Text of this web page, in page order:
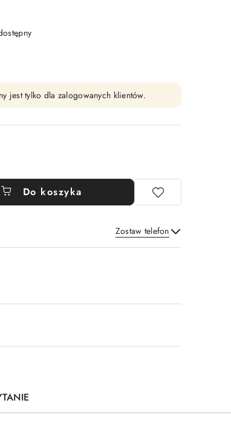
jest tylko dla zalogowanych klientów.
Do koszyka
Zostaw telefon
Wyślij